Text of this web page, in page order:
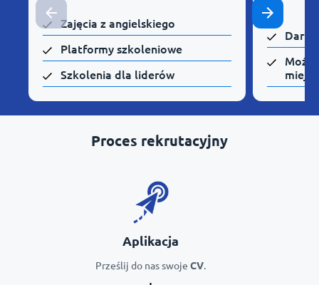
Zajęcia z angielskiego
Platformy szkoleniowe
Szkolenia dla liderów
Proces rekrutacyjny
Aplikacja
Prześlij do nas swoje CV.